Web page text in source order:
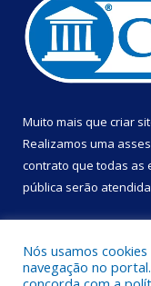
Muito mais que criar
Realizamos uma
contrato que todas as
pública serão
Nós usamos
navegação no